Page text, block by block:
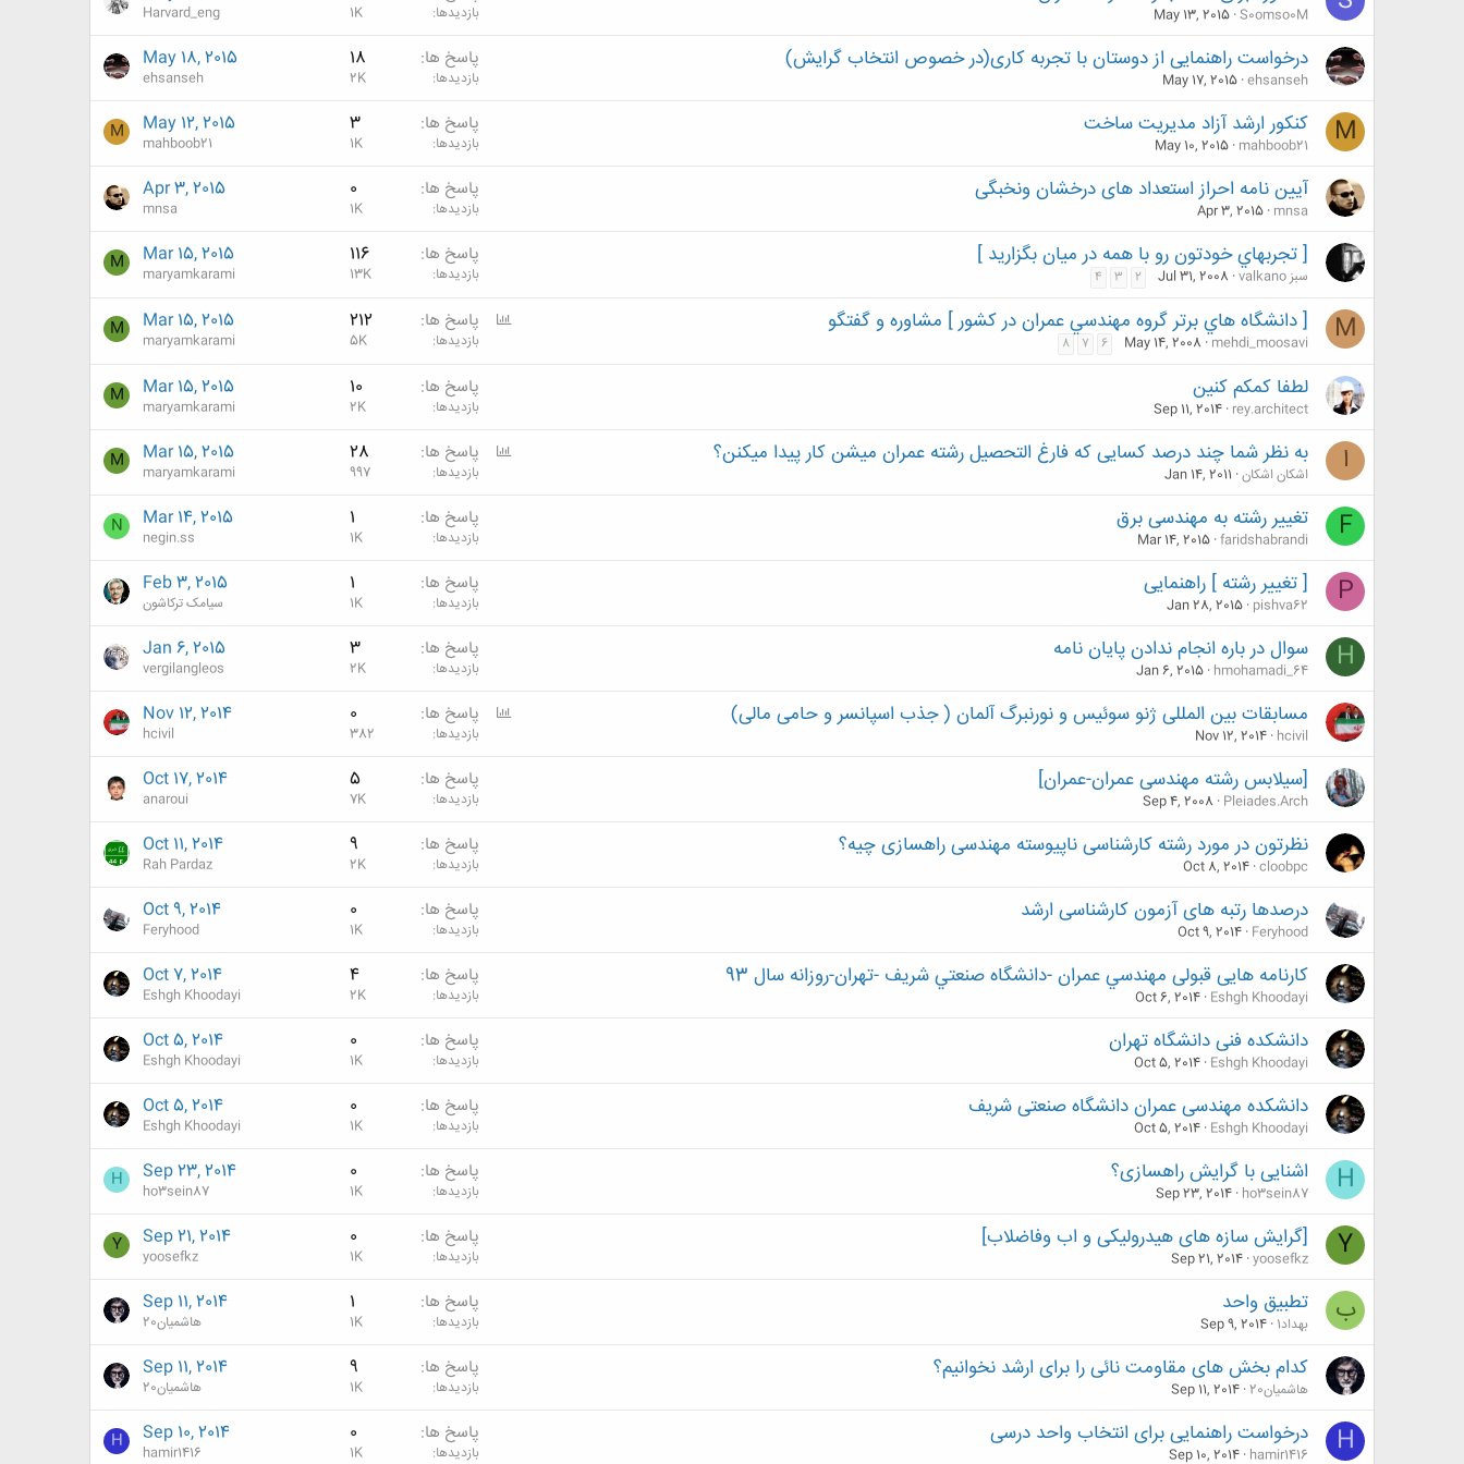
S0omso0M
May 13, 2015 بازدیدها 1K
Harvard_eng
درخواست راهنمایی از دوستان با تجربه کاری(در خصوص انتخاب گرایش)
ehsanseh
May 17, 2015
پاسخ ها 18
بازدیدها 2K
May 18, 2015
ehsanseh
M کنکور ارشد آزاد مدیریت ساخت
mahboob21
May 10, 2015
پاسخ ها 3
بازدیدها 1K
May 12, 2015
mahboob21
M
آیین نامه احراز استعداد های درخشان ونخبگی
mnsa
Apr 3, 2015
پاسخ ها 0
بازدیدها 1K
Apr 3, 2015
mnsa
[ تجربهاي خودتون رو با همه در ميان بگزاريد ]
valkano سبز Jul 31, 2008
2
3
4
پاسخ ها 116
بازدیدها 13K
Mar 15, 2015
maryamkarami
M
M
P
[ دانشگاه هاي برتر گروه مهندسي عمران در كشور ] مشاوره و گفتگو
mehdi_moosavi
May 14, 2008
6
7
8
پاسخ ها 212
بازدیدها 5K
Mar 15, 2015
maryamkarami
M
لطفا کمکم کنین
rey.architect
Sep 11, 2014
پاسخ ها 10
بازدیدها 2K
Mar 15, 2015
maryamkarami
M
ا
P
به نظر شما چند درصد کسایی که فارغ التحصیل رشته عمران میشن کار پیدا میکنن؟
اشکان اشکان Jan 14, 2011
پاسخ ها 28
بازدیدها 997
Mar 15, 2015
maryamkarami
M
F تغییر رشته به مهندسی برق
faridshabrandi
Mar 14, 2015
پاسخ ها 1
بازدیدها 1K
Mar 14, 2015
negin.ss
N
P [ تغییر رشته ] راهنمایی
pishva62
Jan 28, 2015
پاسخ ها 1
بازدیدها 1K
Feb 3, 2015
سیامک ترکاشون
H سوال در باره انجام ندادن پایان نامه
hmohamadi_64
Jan 6, 2015
پاسخ ها 3
بازدیدها 2K
Jan 6, 2015
vergilangleos
P
مسابقات بین المللی ژنو سوئیس و نورنبرگ آلمان ( جذب اسپانسر و حامی مالی)
hcivil
Nov 12, 2014
پاسخ ها 0
بازدیدها 382
Nov 12, 2014
hcivil
[سیلابس رشته مهندسی عمران-عمران]
Pleiades.Arch
Sep 4, 2008
پاسخ ها 5
بازدیدها 7K
Oct 17, 2014
anaroui
نظرتون در مورد رشته کارشناسی ناپیوسته مهندسی راهسازی چیه؟
cloobpc
Oct 8, 2014
پاسخ ها 9
بازدیدها 2K
Oct 11, 2014
Rah Pardaz
درصدها رتبه های آزمون کارشناسی ارشد
Feryhood
Oct 9, 2014
پاسخ ها 0
بازدیدها 1K
Oct 9, 2014
Feryhood
کارنامه هایی قبولی مهندسي عمران -دانشگاه صنعتي شريف -تهران-روزانه سال 93
Eshgh Khoodayi
Oct 6, 2014
پاسخ ها 4
بازدیدها 2K
Oct 7, 2014
Eshgh Khoodayi
دانشکده‌ فنی دانشگاه تهران
Eshgh Khoodayi
Oct 5, 2014
پاسخ ها 0
بازدیدها 1K
Oct 5, 2014
Eshgh Khoodayi
دانشکده مهندسی عمران دانشگاه صنعتی شریف
Eshgh Khoodayi
Oct 5, 2014
پاسخ ها 0
بازدیدها 1K
Oct 5, 2014
Eshgh Khoodayi
H اشنایی با گرایش راهسازی؟
ho3sein87
Sep 23, 2014
پاسخ ها 0
بازدیدها 1K
Sep 23, 2014
ho3sein87
H
Y [گرایش سازه های هیدرولیکی و اب وفاضلاب]
yoosefkz
Sep 21, 2014
پاسخ ها 0
بازدیدها 1K
Sep 21, 2014
yoosefkz
Y
ب تطبیق واحد
بهداد1 Sep 9, 2014
پاسخ ها 1
بازدیدها 1K
Sep 11, 2014
هاشمیان20
کدام بخش های مقاومت نائی را برای ارشد نخوانیم؟
هاشمیان20 Sep 11, 2014
پاسخ ها 9
بازدیدها 1K
Sep 11, 2014
هاشمیان20
H درخواست راهنمایی برای انتخاب واحد درسی
hamir1416
Sep 10, 2014
پاسخ ها 0
بازدیدها 1K
Sep 10, 2014
hamir1416
H